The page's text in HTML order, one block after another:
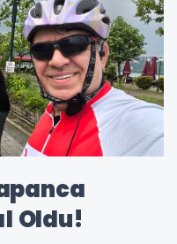
Oldu!